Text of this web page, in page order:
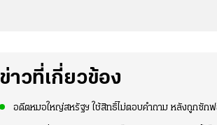
ข่าวที่เกี่ยวข้อง
อดีตหมอใหญ่สหรัฐฯ ใช้สิทธิ์ไม่ตอบคำถาม หลังถูกซัก